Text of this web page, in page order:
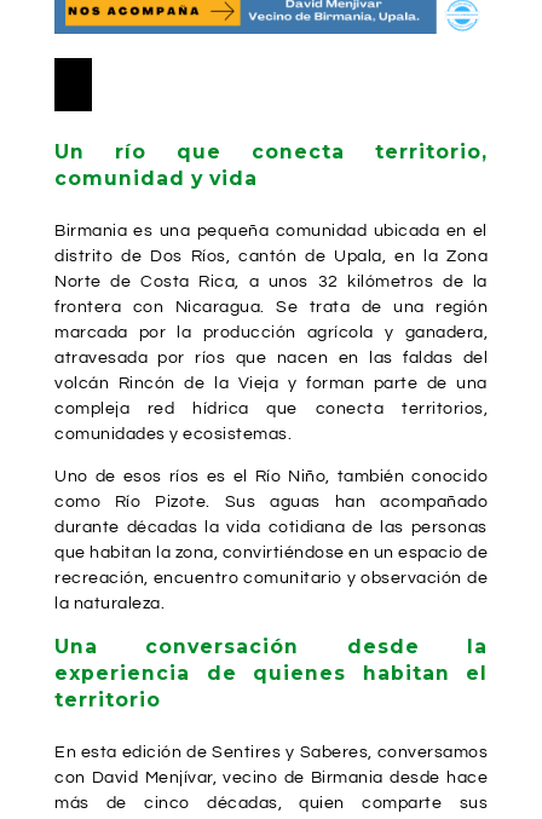
Un río que conecta territorio,
comunidad y vida
Birmania es una pequeña comunidad ubicada en el
distrito de Dos Ríos, cantón de Upala, en la Zona
Norte de Costa Rica, a unos 32 kilómetros de la
frontera con Nicaragua. Se trata de una región
marcada por la producción agrícola y ganadera,
atravesada por ríos que nacen en las faldas del
volcán Rincón de la Vieja y forman parte de una
compleja red hídrica que conecta territorios,
comunidades y ecosistemas.
Uno de esos ríos es el Río Niño, también conocido
como Río Pizote. Sus aguas han acompañado
durante décadas la vida cotidiana de las personas
que habitan la zona, convirtiéndose en un espacio de
recreación, encuentro comunitario y observación de
la naturaleza.
Una conversación desde la
experiencia de quienes habitan el
territorio
En esta edición de Sentires y Saberes, conversamos
con David Menjívar, vecino de Birmania desde hace
más de cinco décadas, quien comparte sus